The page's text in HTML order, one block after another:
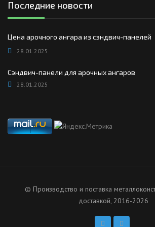
Последние новости
Цена арочного ангара из сэндвич-панелей
28.01.2025
Сэндвич-панели для арочных ангаров
28.01.2025
© Производство и поставка
доставкой, 2016-2026